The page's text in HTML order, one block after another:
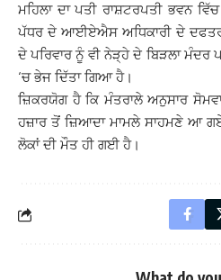
ਮਹਿਲਾ ਦਾ ਪਤੀ ਰਾਸ਼ਟਰਪਤੀ ਭਵਨ
ਪੱਧਰ ਦੇ ਆਈਏਐਸ ਅਧਿਕਾਰੀ ਦੇ ਦਫਤਰ
ਦੇ ਪਰਿਵਾਰ ਨੂੰ ਵੀ ਨੇੜ੍ਹੇ ਦੇ ਬਿੜਲਾ
‘ਚ ਭੇਜ ਦਿੱਤਾ ਗਿਆ ਹੈ।
ਜ਼ਿਕਰਯੋਗ ਹੈ ਕਿ ਮੰਤਰਾਲੇ ਅਨੁਸਾਰ
ਹਜ਼ਾਰ ਤੋਂ ਜ਼ਿਆਦਾ ਮਾਮਲੇ ਸਾਹਮਣੇ ਆ
ਲੋਕਾਂ ਦੀ ਮੌਤ ਹੀ ਗਈ ਹੈ।